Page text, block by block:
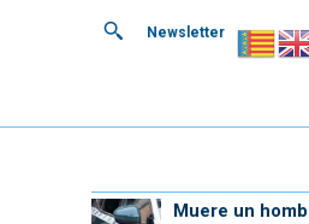
Newsletter
Muere un